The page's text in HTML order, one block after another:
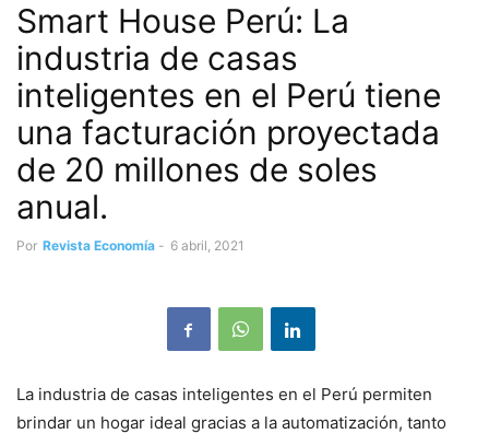
Smart House Perú: La
industria de casas
inteligentes en el Perú tiene
una facturación proyectada
de 20 millones de soles
anual.
Por Revista Economía - 6 abril, 2021
La industria de casas inteligentes en el Perú permiten
brindar un hogar ideal gracias a la automatización, tanto